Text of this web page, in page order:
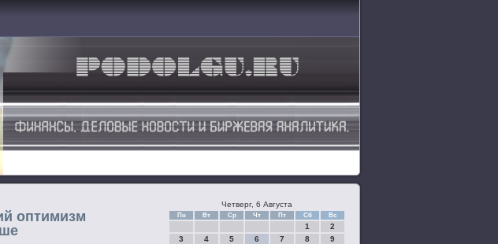
оптимизм
Четверг, 6 Августа
Пн Вт Ср Чт Пт Сб Вс
1
2
3
4 5 6 7 8
9